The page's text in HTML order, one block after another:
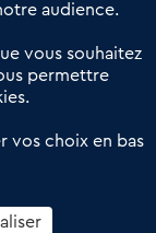
transactions
commerce de
audience.
vous souhaitez
permettre
vos choix en bas